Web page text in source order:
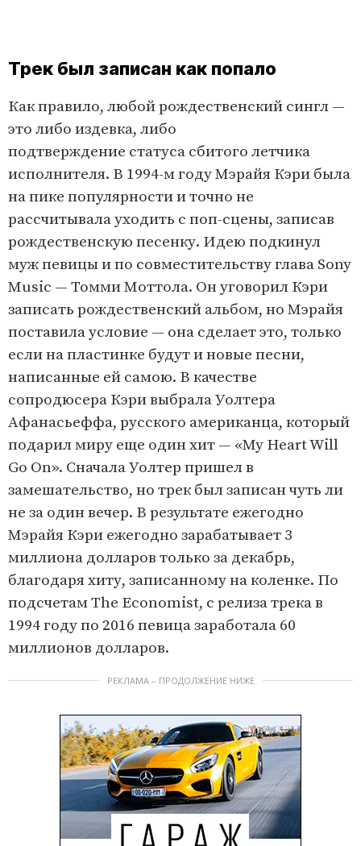
Трек был записан как попало
Как правило, любой рождественский сингл —
это либо издевка, либо
подтверждение статуса сбитого летчика
исполнителя. В 1994-м году Мэрайя Кэри была
на пике популярности и точно не
рассчитывала уходить с поп-сцены, записав
рождественскую песенку. Идею подкинул
муж певицы и по совместительству глава Sony
Music — Томми Моттола. Он уговорил Кэри
записать рождественский альбом, но Мэрайя
поставила условие — она сделает это, только
если на пластинке будут и новые песни,
написанные ей самою. В качестве
сопродюсера Кэри выбрала Уолтера
Афанасьеффа, русского американца, который
подарил миру еще один хит — «My Heart Will
Go On». Сначала Уолтер пришел в
замешательство, но трек был записан чуть ли
не за один вечер. В результате ежегодно
Мэрайя Кэри ежегодно зарабатывает 3
миллиона долларов только за декабрь,
благодаря хиту, записанному на коленке. По
подсчетам The Economist, с релиза трека в
1994 году по 2016 певица заработала 60
миллионов долларов.
РЕКЛАМА – ПРОДОЛЖЕНИЕ НИЖЕ